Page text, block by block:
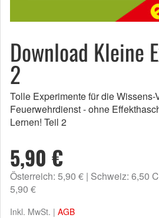
Download Kleine
2
Tolle Experimente für die Wissens-
Feuerwehrdienst - ohne
Lernen! Teil 2
5,90 €
Österreich: 5,90 € Schweiz: 6,50
5,90 €
Inkl. MwSt. | AGB